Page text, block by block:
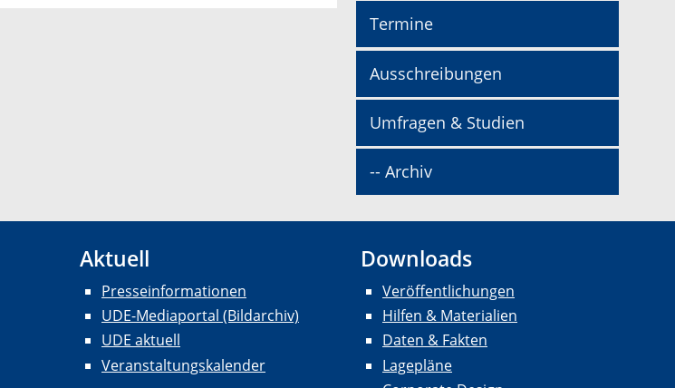
Termine
Ausschreibungen
Umfragen & Studien
-- Archiv
Aktuell
Presseinformationen
UDE-Mediaportal (Bildarchiv)
UDE aktuell
Veranstaltungskalender
Downloads
Veröffentlichungen
Hilfen & Materialien
Daten & Fakten
Lagepläne